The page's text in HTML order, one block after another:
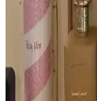
Yatmadan
ve Uyku
Yatmadan önce
Kokular uyku
parfümün etkin